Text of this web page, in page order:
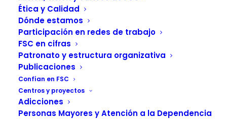
Ética y Calidad
Dónde estamos
Participación en redes de trabajo
FSC en cifras
Patronato y estructura organizativa
Publicaciones
Confían en FSC
Centros y proyectos
Adicciones
Personas Mayores y Atención a la Dependencia
El sector de la
dependencia
vaticina 'la muerte
del sistema'